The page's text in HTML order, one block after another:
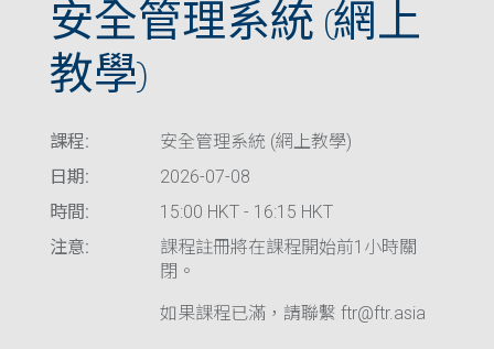
安全管理系統 (網上
教學)
課程:
安全管理系統 (網上教學)
日期:
2026-07-08
時間:
15:00 HKT - 16:15 HKT
注意:
課程註冊將在課程開始前1小時關
閉。
如果課程已滿，請聯繫 ftr@ftr.asia